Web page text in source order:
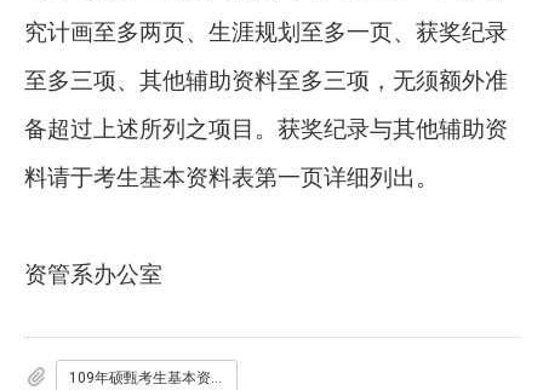
究计画至多两页、生涯规划至多一页、获奖纪录
至多三项、其他辅助资料至多三项，无须额外准
备超过上述所列之项目。获奖纪录与其他辅助资
料请于考生基本资料表第一页详细列出。
资管系办公室
109年硕甄考生基本资料表.docx